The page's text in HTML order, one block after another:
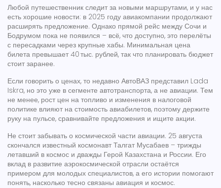
Любой путешественник следит за новыми маршрутами, и у нас
есть хорошие новости: в 2025 году авиакомпании продолжают
расширять предложение. Однако прямой рейс между Сочи и
Бодрумом пока не появился – всё, что доступно, это перелёты
с пересадками через крупные хабы. Минимальная цена
билета превышает 40 тыс. рублей, так что планировать бюджет
стоит заранее.
Если говорить о ценах, то недавно АвтоВАЗ представил Lada
Iskra, но это уже в сегменте автотранспорта, а не авиации. Тем
не менее, рост цен на топливо и изменения в налоговой
политике влияют на стоимость авиабилетов, поэтому держите
руку на пульсе, сравнивайте предложения и ищите акции.
Не стоит забывать о космической части авиации. 25 августа
скончался известный космонавт Талгат Мусабаев – трижды
летавший в космос и дважды Герой Казахстана и России. Его
вклад в развитие аэрокосмической отрасли остаётся
примером для молодых специалистов, а его истории помогают
понять, насколько тесно связаны авиация и космос.